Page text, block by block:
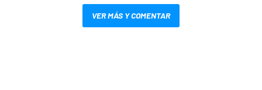
VER MÁS Y COMENTAR